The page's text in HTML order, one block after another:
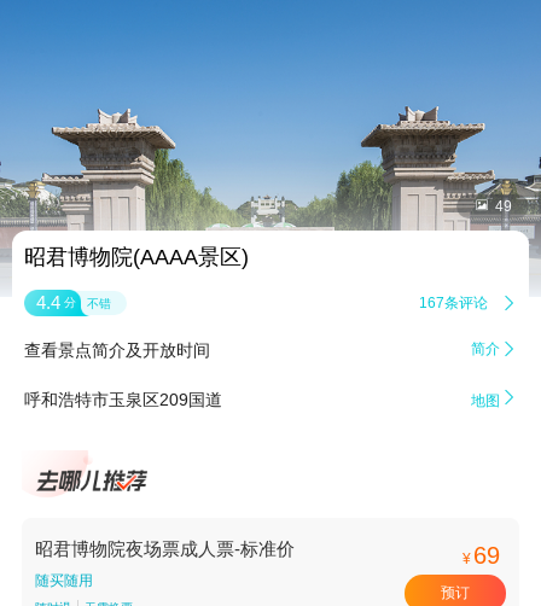
 49
昭君博物院(AAAA景区)
4.4 分 不错 167条评论 
查看景点简介及开放时间 简介 
呼和浩特市玉泉区209国道 地图 
昭君博物院夜场票成人票-标准价
随买随用
¥ 69
预订